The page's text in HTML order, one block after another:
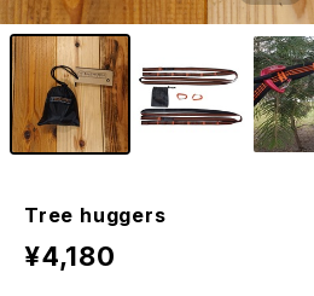
Tree huggers
¥4,180